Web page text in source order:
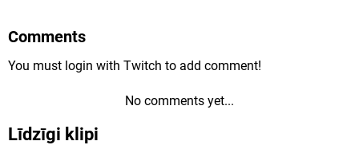
Comments
You must login with Twitch to add comment!
No comments yet...
Līdzīgi klipi